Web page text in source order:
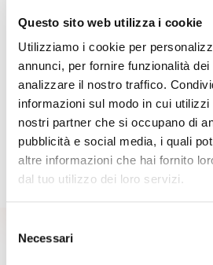
Questo sito web utilizza i cookie
Utilizziamo i cookie per
annunci, per fornire funzionalità
analizzare il nostro traffico.
informazioni sul modo in cui
nostri partner che si occupano di
pubblicità e social media, i quali
altre informazioni che hai fornito
dal tuo utilizzo dei loro servizi.
delNecessari
Periodo Dal 02/07/2026
Età 12 - 18 anni
Sistemazione college
Durata 2 settimane